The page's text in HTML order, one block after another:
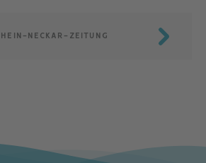
NECKAR-ZEITUNG